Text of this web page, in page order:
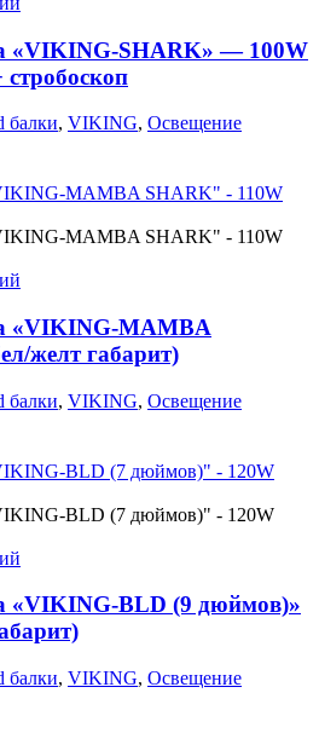
«VIKING-SHARK» — 100W
стробоскоп
балки, VIKING, Освещение
«VIKING-MAMBA
желт габарит)
балки, VIKING, Освещение
«VIKING-BLD (9 дюймов)»
балки, VIKING, Освещение